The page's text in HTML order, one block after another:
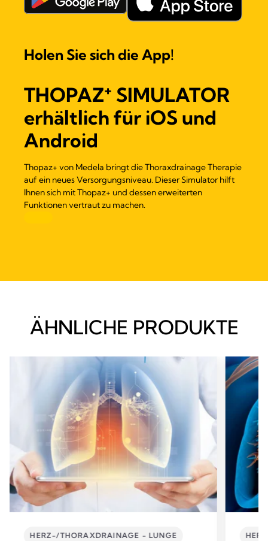
Holen Sie sich die App!
THOPAZ+ SIMULATOR
erhältlich für iOS und
Android
Thopaz+ von Medela bringt die Thoraxdrainage Therapie
auf ein neues Versorgungsniveau. Dieser Simulator hilft
Ihnen sich mit Thopaz+ und dessen erweiterten
Funktionen vertraut zu machen.
ÄHNLICHE PRODUKTE
HERZ-/THORAXDRAINAGE - LUNGE